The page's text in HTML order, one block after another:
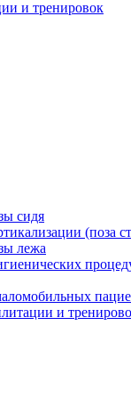
и тренировок
сидя
(поза
лежа
и